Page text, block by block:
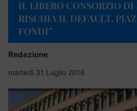
IL LIBERO CONSORZIO DI
RISCHIA IL DEFAULT,
FONDI”
Redazione
martedì 31 Luglio 2018